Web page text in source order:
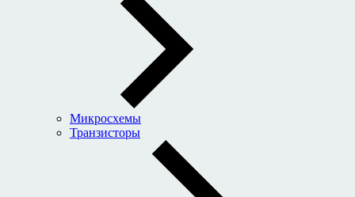
Микросхемы
Транзисторы